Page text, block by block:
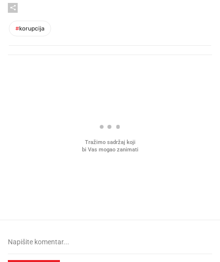
#korupcija